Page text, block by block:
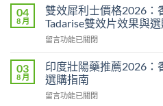
哥
效
副
用
與
香
格
2026
攻
印
度
Viagra
利
勁
印
度
價
格
2026：
香
04
8 月
雙效犀利士價格2026：
Tadarise雙效片效果與
在
效
犀
利
士
留言功能已關閉
03
8 月
印度壯陽藥推薦2026：
選購指南
在
留言功能已關閉